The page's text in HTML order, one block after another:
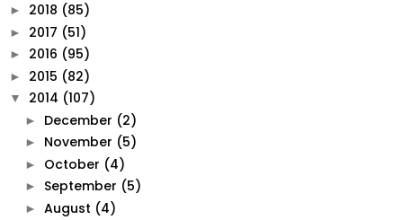
► 2018 (85)
► 2017 (51)
► 2016 (95)
► 2015 (82)
▼ 2014 (107)
► December (2)
► November (5)
► October (4)
► September (5)
► August (4)